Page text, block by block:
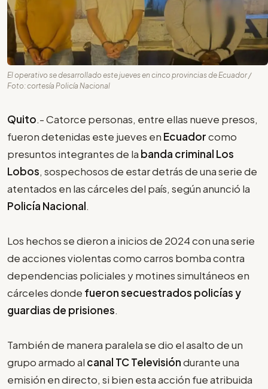
El operativo se desarrollado este jueves en cinco provincias de Ecuador /
Foto: cortesía Policía Nacional
Quito.- Catorce personas, entre ellas nueve presos,
fueron detenidas este jueves en Ecuadorcomo
presuntos integrantes de la banda criminal Los
Lobos, sospechosos de estar detrás de una serie de
atentados en las cárceles del país, según anunció la
Policía Nacional.
Los hechos se dieron a inicios de 2024 con una serie
de acciones violentas como carros bomba contra
dependencias policiales y motines simultáneos en
cárceles donde fueron secuestrados policías y
guardias de prisiones.
También de manera paralela se dio el asalto de un
grupo armado al canal TC Televisióndurante una
emisión en directo, si bien esta acción fue atribuida